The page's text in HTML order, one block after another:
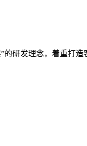
的研发理念，着重打